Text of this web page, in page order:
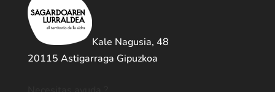
Kale Nagusia, 48
20115 Astigarraga Gipuzkoa